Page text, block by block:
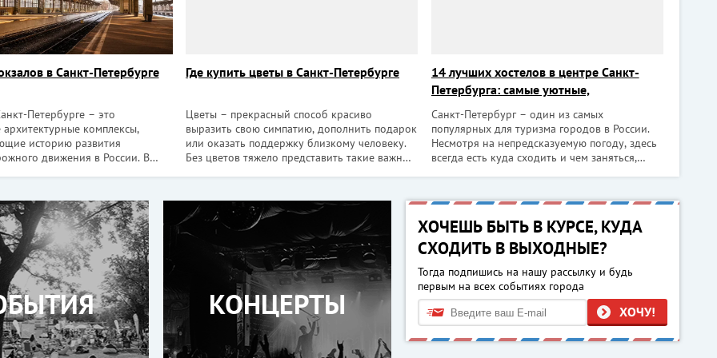
в Санкт-Петербурге
Петербурге – это
комплексы,
историю развития
движения в России. В
электронные билеты,
важную информацию в
на нескольки
Где купить цветы в Санкт-Петербурге
Цветы – прекрасный способ красиво
выразить свою симпатию, дополнить подарок
или оказать поддержку близкому человеку.
Без цветов тяжело представить такие важные
рождения и многие другие. Среди огромного
количества цветочных
14 лучших хостелов в центре Санкт-
Петербурга: самые уютные,
оригинальные и недорогие
Санкт-Петербург – один из самых
популярных для туризма городов в России.
Несмотря на непредсказуемую погоду, здесь
всегда есть куда сходить и чем заняться,
позволить себе чуть больше. Одна из статей
КОНЦЕРТЫ
ХОЧЕШЬ БЫТЬ В КУРСЕ, КУДА
СХОДИТЬ В ВЫХОДНЫЕ?
Тогда подпишись на нашу рассылку и будь
первым на всех событиях города
ХОЧУ!